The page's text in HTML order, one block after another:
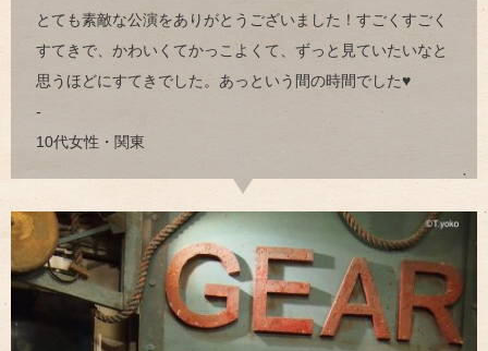
とても素敵な公演をありがとうございました！すごくすごく
すてきで、かわいくてかっこよくて、ずっと見ていたいなと
思うほどにすてきでした。あっという間の時間でした♥
-
10代女性・関東